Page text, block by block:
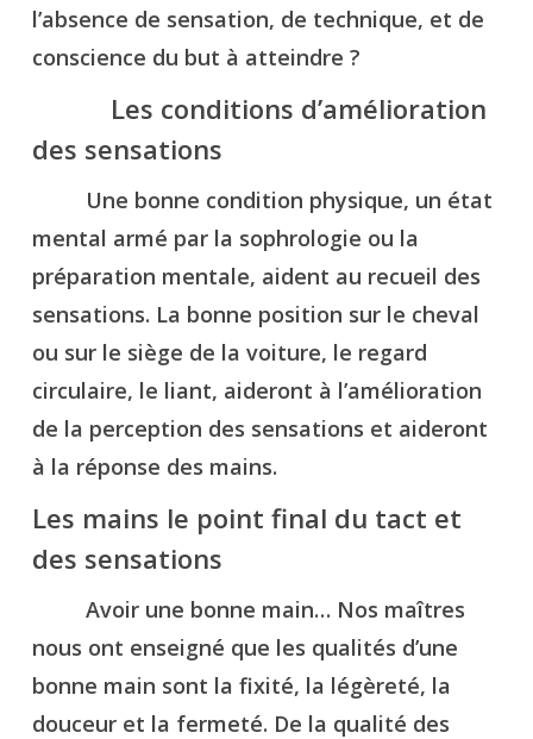
l’absence de sensation, de technique, et de
conscience du but à atteindre ?
Les conditions d’amélioration
des sensations
Une bonne condition physique, un état
mental armé par la sophrologie ou la
préparation mentale, aident au recueil des
sensations. La bonne position sur le cheval
ou sur le siège de la voiture, le regard
circulaire, le liant, aideront à l’amélioration
de la perception des sensations et aideront
à la réponse des mains.
Les mains le point final du tact et
des sensations
Avoir une bonne main… Nos maîtres
nous ont enseigné que les qualités d’une
bonne main sont la fixité, la légèreté, la
douceur et la fermeté. De la qualité des